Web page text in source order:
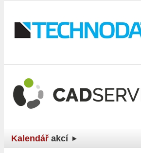
Kalendář akcí